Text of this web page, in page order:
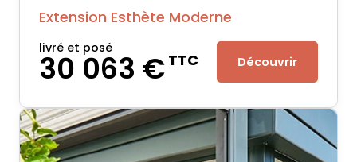
Extension Esthète Moderne
livré et posé
30 063 €TTC Découvrir